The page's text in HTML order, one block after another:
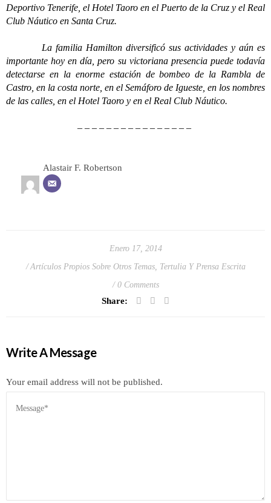
Deportivo Tenerife, el Hotel Taoro en el Puerto de la Cruz y el Real
Club Náutico en Santa Cruz.
La familia Hamilton diversificó sus actividades y aún es
importante hoy en día, pero su victoriana presencia puede todavía
detectarse en la enorme estación de bombeo de la Rambla de
Castro, en la costa norte, en el Semáforo de Igueste, en los nombres
de las calles, en el Hotel Taoro y en el Real Club Náutico.
– – – – – – – – – – – – – – – –
Alastair F. Robertson
Enero 17, 2014
Artículos Propios Sobre Otros Temas, Tertulia Y Prensa Escrita
0 Comments
Share:
Write A Message
Your email address will not be published.